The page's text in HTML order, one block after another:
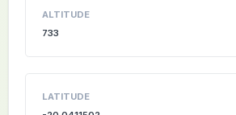
ALTITUDE
733
LATITUDE